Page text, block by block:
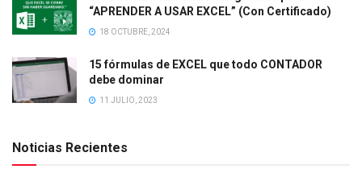
“APRENDER A USAR EXCEL” (Con Certificado)
18 OCTUBRE, 2024
15 fórmulas de EXCEL que todo CONTADOR
debe dominar
11 JULIO, 2023
Noticias Recientes